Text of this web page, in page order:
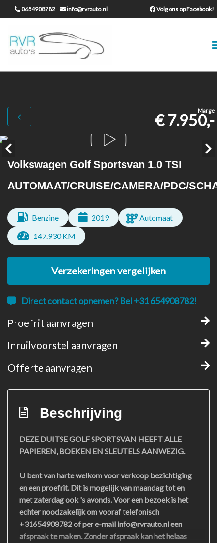
0654908782 info@rvrauto.nl Volg ons op Facebook!
Marge
€ 7.950,-
Volkswagen Golf Sportsvan 1.0 TSI
AUTOMAAT/CRUISE/CAMERA/PDC/
Benzine 2019
Automaat
147.930 KM
Verzekeringen vergelijken
Direct contact opnemen? Bel +31 654908782!
Proefrit aanvragen
Inruilvoorstel aanvragen
Offerte aanvragen
Beschrijving
DEZE DUITSE GOLF SPORTSVAN HEEFT ALLE
PAPIEREN, BOEKEN EN SLEUTELS AANWEZIG.
U bent van harte welkom voor verkoop bezichtiging
en een proefrit. Dit is mogelijk van maandag tot en
met zaterdag ook 's avonds. Voor een bezoek is het
echter noodzakelijk om vooraf telefonisch
+31654908782 of per e-mail info@rvrauto.nl een
afspraak te maken. Zonder afspraak kan het helaas